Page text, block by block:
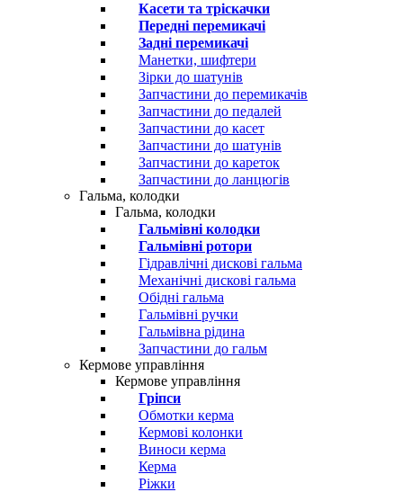
Касети та тріскачки
Передні перемикачі
Задні перемикачі
Манетки, шифтери
Зірки до шатунів
Запчастини до перемикачів
Запчастини до педалей
Запчастини до касет
Запчастини до шатунів
Запчастини до кареток
Запчастини до ланцюгів
Гальма, колодки
Гальма, колодки
Гальмівні колодки
Гальмівні ротори
Гідравлічні дискові гальма
Механічні дискові гальма
Обідні гальма
Гальмівні ручки
Гальмівна рідина
Запчастини до гальм
Кермове управління
Кермове управління
Гріпси
Обмотки керма
Кермові колонки
Виноси керма
Керма
Ріжки